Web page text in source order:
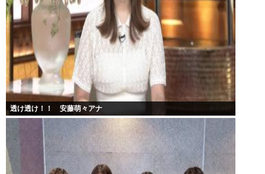
透け透け！！ 安藤萌々アナ